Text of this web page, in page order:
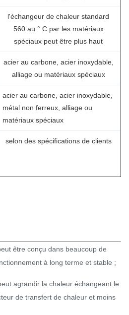
l'échangeur de chaleur standard
560 au ° C par les matériaux
spéciaux peut être plus haut
acier au carbone, acier inoxydable,
alliage ou matériaux spéciaux
acier au carbone, acier inoxydable,
métal non ferreux, alliage ou
matériaux spéciaux
selon des spécifications de clients
être conçu dans beaucoup de
à long terme et stable ;
agrandir la chaleur échangeant le
de transfert de chaleur et moins